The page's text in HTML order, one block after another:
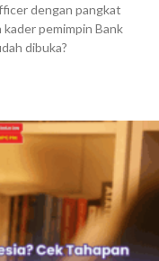
dengan pangkat
pemimpin Bank
dibuka?